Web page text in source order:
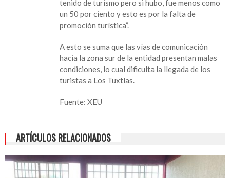
tenido de turismo pero si hubo, fue menos como
un 50 por ciento y esto es por la falta de
promoción turística”.
A esto se suma que las vías de comunicación
hacia la zona sur de la entidad presentan malas
condiciones, lo cual dificulta la llegada de los
turistas a Los Tuxtlas.
Fuente: XEU
ARTÍCULOS RELACIONADOS